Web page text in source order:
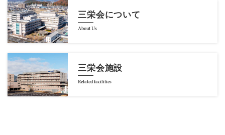
三栄会について
About Us
三栄会施設
Related facilities